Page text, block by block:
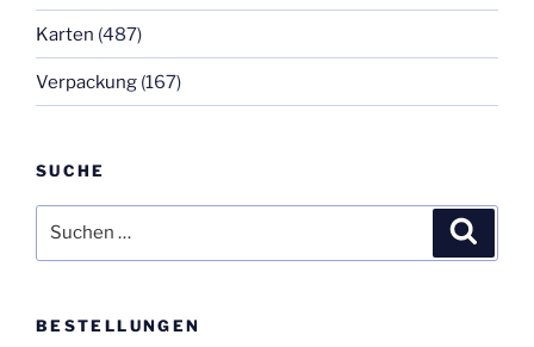
Karten (487)
Verpackung (167)
SUCHE
nach:
BESTELLUNGEN